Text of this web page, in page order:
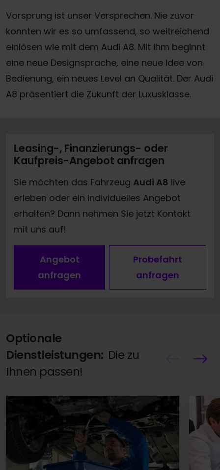
Vorsprung ist unser Versprechen. Nie zuvor
konnten wir es so umfassend, so weitreichend
einlösen wie mit dem Audi A8. Mit ihm beginnt
eine neue Designsprache, eine neue Idee von
Bedienung, ein neues Level an Qualität. Der Audi
A8 präsentiert die Zukunft der Luxusklasse.
Leasing-, Finanzierungs- oder
Kaufpreis-Angebot anfragen
Sie möchten das Fahrzeug Audi A8 live
erleben oder ein individuelles Angebot
erhalten? Dann nehmen Sie jetzt Kontakt
mit uns auf!
Angebot
anfragen
Probefahrt
anfragen
Optionale
Dienstleistungen: Die zu
Ihnen passen!